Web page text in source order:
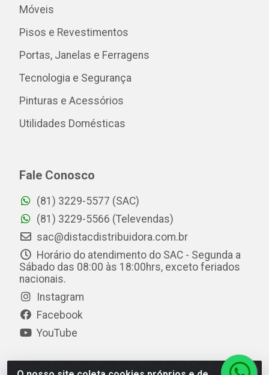
Móveis
Pisos e Revestimentos
Portas, Janelas e Ferragens
Tecnologia e Segurança
Pinturas e Acessórios
Utilidades Domésticas
Fale Conosco
(81) 3229-5577 (SAC)
(81) 3229-5566 (Televendas)
sac@distacdistribuidora.com.br
Horário do atendimento do SAC - Segunda a
Sábado das 08:00 às 18:00hrs, exceto feriados
nacionais.
Instagram
Facebook
YouTube